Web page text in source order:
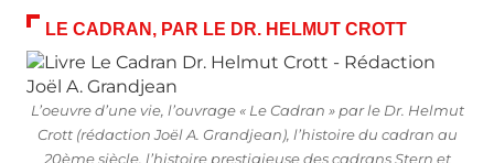
LE CADRAN, PAR LE DR. HELMUT CROTT
L’oeuvre d’une vie, l’ouvrage « Le Cadran » par le Dr. Helmut
Crott (rédaction Joël A. Grandjean), l’histoire du cadran au
20ème siècle, l’histoire prestigieuse des cadrans Stern et